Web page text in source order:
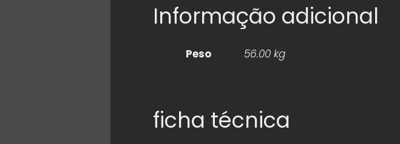
Informação adicional
Peso 56.00 kg
ficha técnica